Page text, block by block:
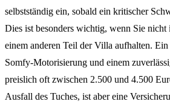
selbstständig ein, sobald ein kritischer
Dies ist besonders wichtig, wenn Sie nicht
einem anderen Teil der Villa aufhalten.
Somfy-Motorisierung und einem
preislich oft zwischen 2.500 und 4.500
Ausfall des Tuches, ist aber eine